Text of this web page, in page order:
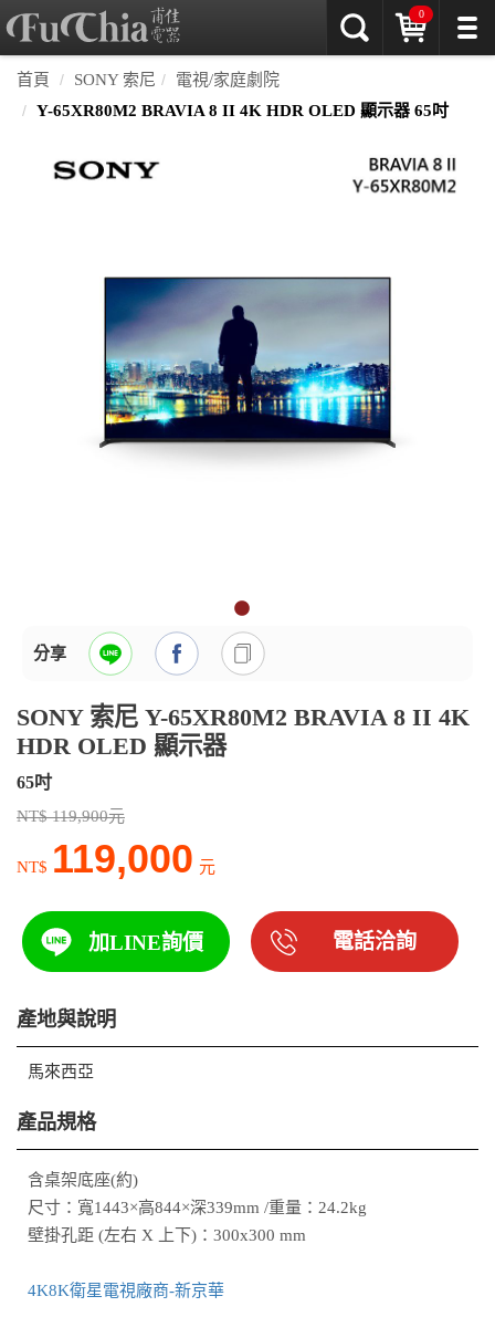
0
首頁 SONY 索尼
電視/家庭劇院
Y-65XR80M2 BRAVIA 8 II 4K HDR OLED 顯示器 65吋
分享
SONY 索尼 Y-65XR80M2 BRAVIA 8 II 4K
HDR OLED 顯示器
65吋
NT$ 119,900元
NT$ 119,000 元
加LINE詢價 電話洽詢
產地與說明
馬來西亞
產品規格
含桌架底座(約)
尺寸：寬1443×高844×深339mm /重量：24.2kg
壁掛孔距 (左右 X 上下)：300x300 mm
4K8K衛星電視廠商-新京華